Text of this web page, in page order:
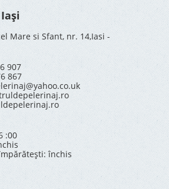
Mare si Sfant, nr. 14,Iasi -
907
867
:00
închis